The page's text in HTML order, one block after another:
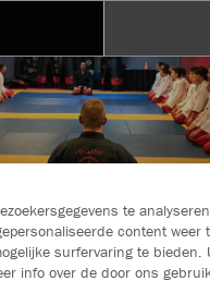
van Ikiji Ryu
te
content weer
surfervaring te bieden.
info over de door ons